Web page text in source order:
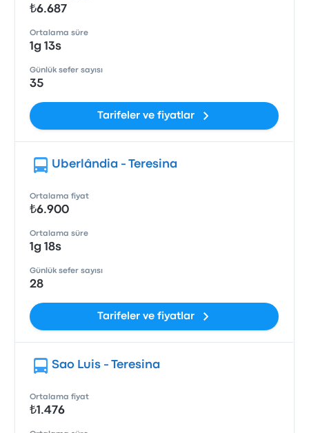
₺6.687
Ortalama süre
1g 13s
Günlük sefer sayısı
35
Tarifeler ve fiyatlar
Uberlândia - Teresina
Ortalama fiyat
₺6.900
Ortalama süre
1g 18s
Günlük sefer sayısı
28
Tarifeler ve fiyatlar
Sao Luis - Teresina
Ortalama fiyat
₺1.476